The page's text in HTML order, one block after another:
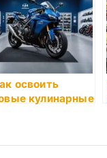
освоить
кулинарные